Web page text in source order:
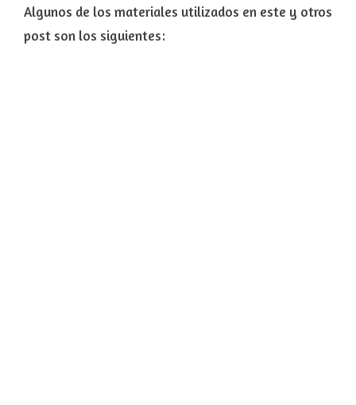
Algunos de los materiales utilizados en este y otros
post son los siguientes: